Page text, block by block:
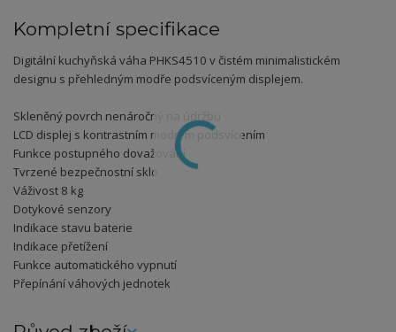
Kompletní specifikace
Digitální kuchyňská váha PHKS4510 v čistém minimalistickém
designu s přehledným modře podsvíceným displejem.
Skleněný povrch nenáročný na údržbu
LCD displej s kontrastním modrým podsvícením
Funkce postupného dovažování
Tvrzené bezpečnostní sklo
Váživost 8 kg
Dotykové senzory
Indikace stavu baterie
Indikace přetížení
Funkce automatického vypnutí
Přepínání váhových jednotek